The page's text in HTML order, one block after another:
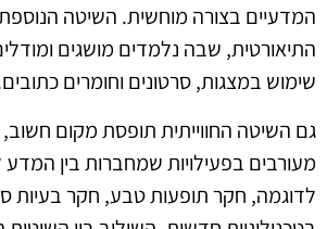
המדעיים בצורה מוחשית. השיטה
התיאורטית, שבה נלמדים מושגים
שימוש במצגות, סרטונים וחומרים
גם השיטה החווייתית תופסת מקום
מעורבים בפעילויות שמחברות בין המדע
לדוגמה, חקר תופעות טבע, חקר בעיות